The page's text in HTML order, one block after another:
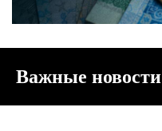
Важные новости